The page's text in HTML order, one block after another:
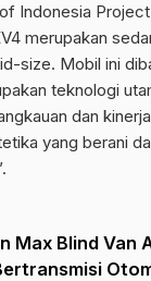
Indonesia
merupakan
size. Mobil ini
teknologi
dan
yang berani
Max Blind Van